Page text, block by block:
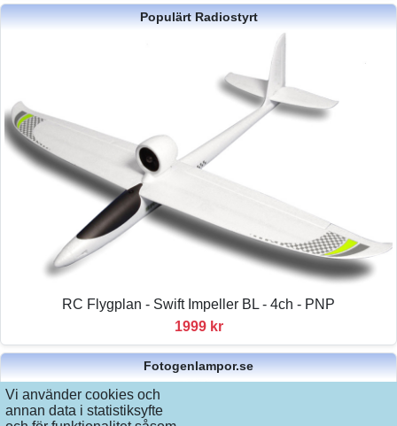
Vi använder cookies och
annan data i statistiksyfte
Populärt Radiostyrt
RC Flygplan - Swift Impeller BL - 4ch - PNP
1999 kr
Fotogenlampor.se